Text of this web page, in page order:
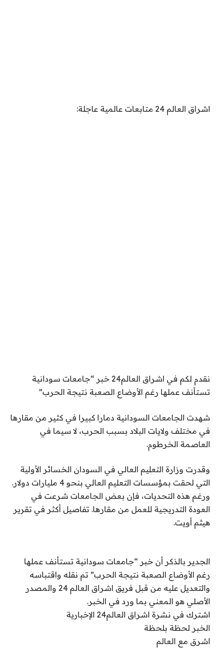
اشراق العالم 24 متابعات عالمية عاجلة:
نقدم لكم في اشراق العالم24 خبر “جامعات سودانية
تستأنف عملها رغم الأوضاع الصعبة نتيجة الحرب”
شهدت الجامعات السودانية دمارا كبيرا في كثير من مقارها
في مختلف ولايات البلاد بسبب الحرب، لا سيما في
العاصمة الخرطوم.
وقدرت وزارة التعليم العالي في السودان الخسائر الأولية
التي لحقت بمؤسسات التعليم العالي بنحو 4 مليارات دولار.
ورغم هذه التحديات، فإن بعض الجامعات شرعت في
العودة التدريجية للعمل من مقارها. تفاصيل أكثر في تقرير
هيثم أويت.
الجدير بالذكر أن خبر “جامعات سودانية تستأنف عملها
رغم الأوضاع الصعبة نتيجة الحرب” تم نقله واقتباسه
والتعديل عليه من قبل فريق اشراق العالم 24 والمصدر
الأصلي هو المعني بما ورد في الخبر.
اشترك في نشرة اشراق العالم24 الإخبارية
الخبر لحظة بلحظة
اشرق مع العالم